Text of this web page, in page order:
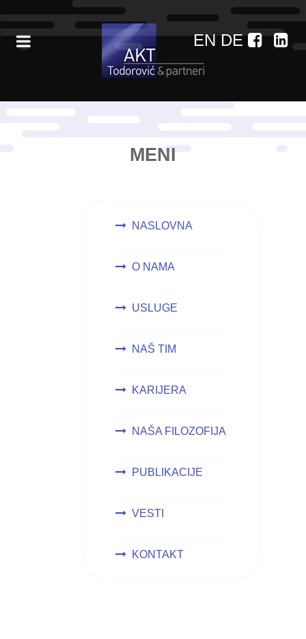
EN DE
MENI
NASLOVNA
O NAMA
USLUGE
NAŠ TIM
KARIJERA
NAŠA FILOZOFIJA
PUBLIKACIJE
VESTI
KONTAKT